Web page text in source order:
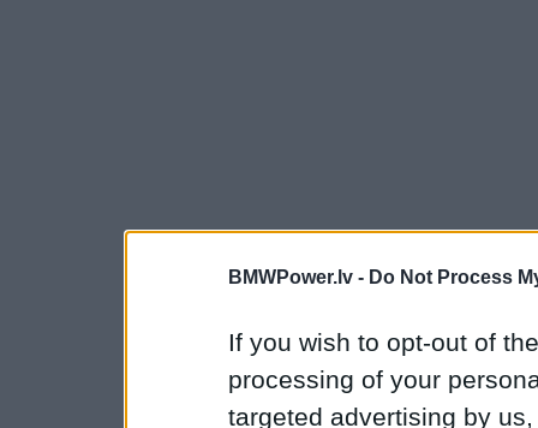
BMWPower.lv - Do Not Process
If you wish to opt-out of
processing of your
targeted advertising by